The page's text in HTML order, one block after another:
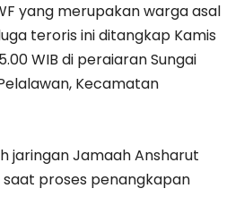
yang merupakan warga asal
teroris ini ditangkap Kamis
WIB di peraiaran Sungai
Kecamatan
jaringan Jamaah Ansharut
saat proses penangkapan